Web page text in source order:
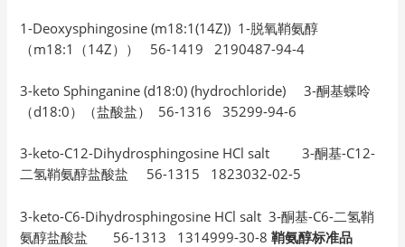
1-Deoxysphingosine (m18:1(14Z)) 1-脱氧鞘氨醇
（m18:1（14Z）） 56-1419 2190487-94-4
3-keto Sphinganine (d18:0) (hydrochloride) 3-酮基蝶呤
（d18:0）（盐酸盐） 56-1316 35299-94-6
3-keto-C12-Dihydrosphingosine HCl salt 3-酮基-C12-
二氢鞘氨醇盐酸盐 56-1315 1823032-02-5
3-keto-C6-Dihydrosphingosine HCl salt 3-酮基-C6-二氢鞘
氨醇盐酸盐 56-1313 1314999-30-8鞘氨醇标准品